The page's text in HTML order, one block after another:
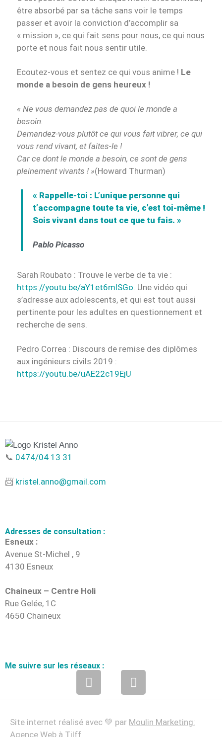
être absorbé par sa tâche sans voir le temps
passer et avoir la conviction d’accomplir sa
« mission », ce qui fait sens pour nous, ce qui nous
porte et nous fait nous sentir utile.
Ecoutez-vous et sentez ce qui vous anime ! Le
monde a besoin de gens heureux !
« Ne vous demandez pas de quoi le monde a
besoin.
Demandez-vous plutôt ce qui vous fait vibrer, ce qui
vous rend vivant, et faites-le !
Car ce dont le monde a besoin, ce sont de gens
pleinement vivants ! »(Howard Thurman)
« Rappelle-toi : L’unique personne qui
t’accompagne toute ta vie, c’est toi-même !
Sois vivant dans tout ce que tu fais. »
Pablo Picasso
Sarah Roubato : Trouve le verbe de ta vie :
https://youtu.be/aY1et6mlSGo. Une vidéo qui
s’adresse aux adolescents, et qui est tout aussi
pertinente pour les adultes en questionnement et
recherche de sens.
Pedro Correa : Discours de remise des diplômes
aux ingénieurs civils 2019 :
https://youtu.be/uAE22c19EjU
📞 0474/04 13 31
📨 kristel.anno@gmail.com
Adresses de consultation :
Esneux :
Avenue St-Michel , 9
4130 Esneux
Chaineux – Centre Holi
Rue Gelée, 1C
4650 Chaineux
Me suivre sur les réseaux :
Site internet réalisé avec 💚 par Moulin Marketing:
Agence Web à Tilff